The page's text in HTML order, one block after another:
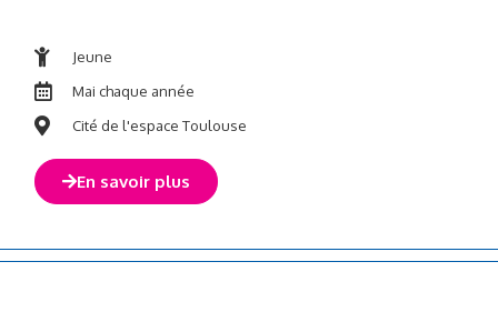
Jeune
Mai chaque année
Cité de l'espace Toulouse
En savoir plus